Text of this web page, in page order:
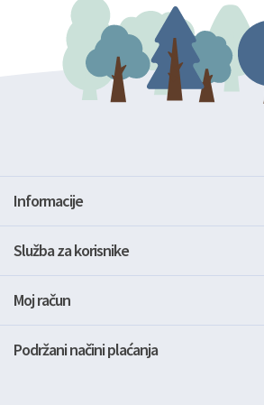
Informacije
Služba za korisnike
Moj račun
Podržani načini plaćanja